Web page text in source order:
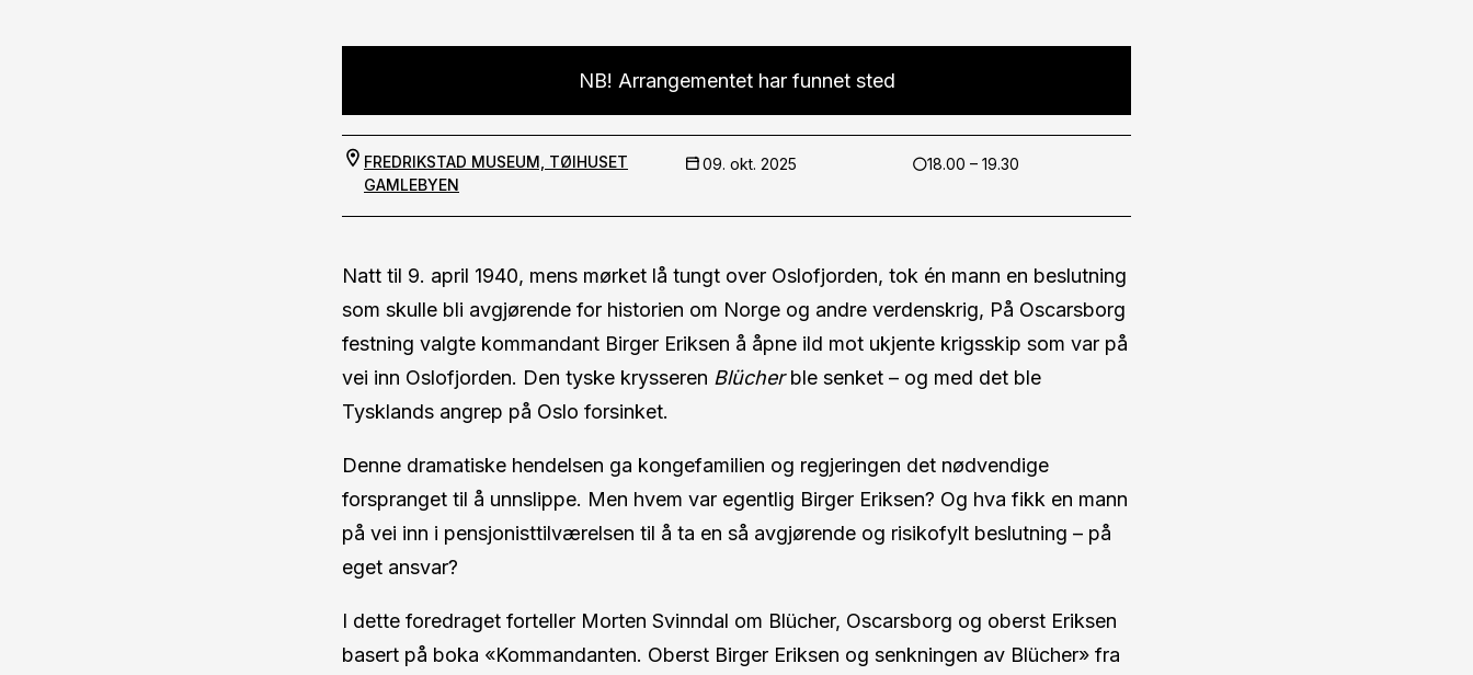
NB! Arrangementet har funnet sted
FREDRIKSTAD MUSEUM, TØIHUSET
GAMLEBYEN
09. okt. 2025 18.00 – 19.30
Natt til 9. april 1940, mens mørket lå tungt over Oslofjorden, tok én mann en beslutning
som skulle bli avgjørende for historien om Norge og andre verdenskrig, På Oscarsborg
festning valgte kommandant Birger Eriksen å åpne ild mot ukjente krigsskip som var på
vei inn Oslofjorden. Den tyske krysseren Blücherble senket – og med det ble
Tysklands angrep på Oslo forsinket.
Denne dramatiske hendelsen ga kongefamilien og regjeringen det nødvendige
forspranget til å unnslippe. Men hvem var egentlig Birger Eriksen? Og hva fikk en mann
på vei inn i pensjonisttilværelsen til å ta en så avgjørende og risikofylt beslutning – på
eget ansvar?
I dette foredraget forteller Morten Svinndal om Blücher, Oscarsborg og oberst Eriksen
basert på boka «Kommandanten. Oberst Birger Eriksen og senkningen av Blücher» fra